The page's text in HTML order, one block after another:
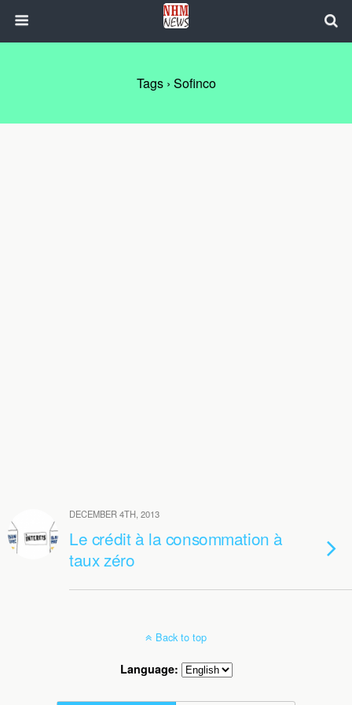
Tags › Sofinco
DECEMBER 4TH, 2013
Le crédit à la consommation à
taux zéro
Back to top
Language: